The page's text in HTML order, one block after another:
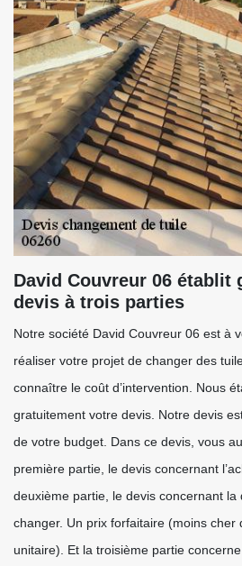
David Couvreur 06 établit
devis à trois parties
Notre société David Couvreur 06 est à
réaliser votre projet de changer des
connaître le coût d’intervention. Nous
gratuitement votre devis. Notre devis
de votre budget. Dans ce devis, vous
première partie, le devis concernant
deuxième partie, le devis concernant la
changer. Un prix forfaitaire (moins cher
unitaire). Et la troisième partie